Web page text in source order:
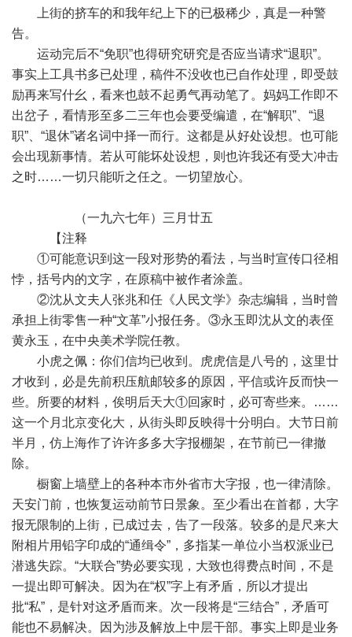
上街的挤车的和我年纪上下的已极稀少，真是一种警
告。
运动完后不“免职”也得研究研究是否应当请求“退职”。
事实上工具书多已处理，稿件不没收也已自作处理，即受鼓
励再来写什幺，看来也鼓不起勇气再动笔了。妈妈工作即不
出岔子，看情形至多二三年也会要受编遣，在“解职”、“退
职”、“退休”诸名词中择一而行。这都是从好处设想。也可能
会出现新事情。若从可能坏处设想，则也许我还有受大冲击
之时……一切只能听之任之。一切望放心。
（一九六七年）三月廿五
【注释
①可能意识到这一段对形势的看法，与当时宣传口径相
悖，括号内的文字，在原稿中被作者涂盖。
②沈从文夫人张兆和任《人民文学》杂志编辑，当时曾
承担上街零售一种“文革”小报任务。③永玉即沈从文的表侄
黄永玉，在中央美术学院任教。
小虎之佩：你们信均已收到。虎虎信是八号的，这里廿
才收到，必是先前积压航邮较多的原因，平信或许反而快一
些。所要的材料，俟明后天大①回家时，必可寄些来。……
这一个月北京变化大，从街头即反映得十分明白。大节日前
半月，仿上海作了许许多多大字报棚架，在节前已一律撤
除。
橱窗上墙壁上的各种本市外省市大字报，也一律清除。
天安门前，也恢复运动前节日景象。至少看出在首都，大字
报无限制的上街，已成过去，告了一段落。较多的是尺来大
附相片用铅字印成的“通缉令”，多指某一单位小当权派业已
潜逃失踪。“大联合”势必要实现，大致也得费点时间，不是
一提出即可解决。因为在“权”字上有矛盾，所以才提出
批“私”，是针对这矛盾而来。次一段将是“三结合”，矛盾可
能也不易解决。因为涉及解放上中层干部。事实上即是业务